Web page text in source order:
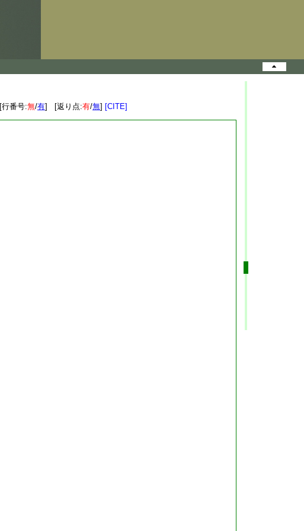
[行番号:無/有] [返り点:有/無] [CITE]